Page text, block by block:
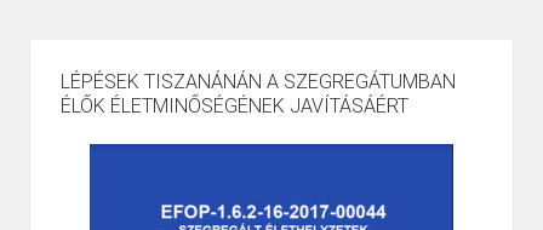
LÉPÉSEK TISZANÁNÁN A SZEGREGÁTUMBAN
ÉLŐK ÉLETMINŐSÉGÉNEK JAVÍTÁSÁÉRT